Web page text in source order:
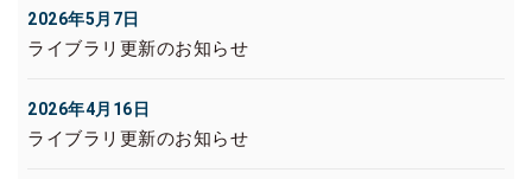
2026年5月7日
ライブラリ更新のお知らせ
2026年4月16日
ライブラリ更新のお知らせ